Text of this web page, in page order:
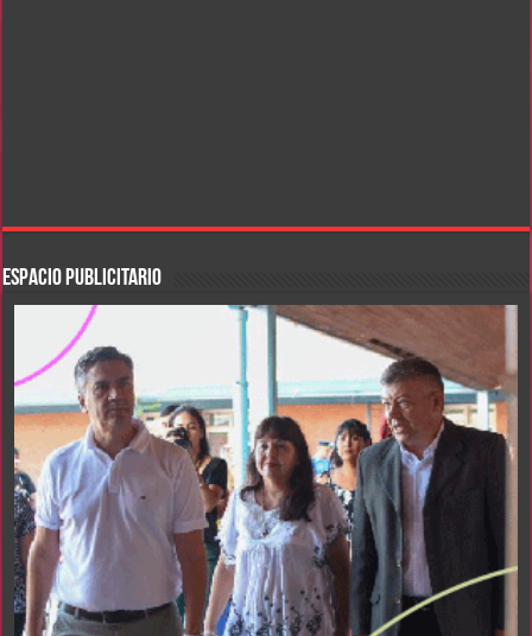
ESPACIO PUBLICITARIO